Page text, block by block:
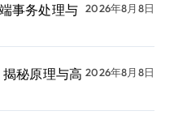
事务处理与 2026年8月8日
秘原理与高 2026年8月8日